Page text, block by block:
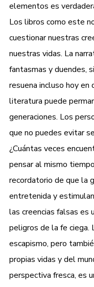
elementos es
Los libros como este
cuestionar nuestras
nuestras vidas. La
fantasmas y duendes,
resuena incluso hoy en
literatura puede
generaciones. Los
que no puedes evitar
¿Cuántas veces
pensar al mismo
recordatorio de que la
entretenida y
las creencias falsas es
peligros de la fe ciega.
escapismo, pero
propias vidas y del
perspectiva fresca, es